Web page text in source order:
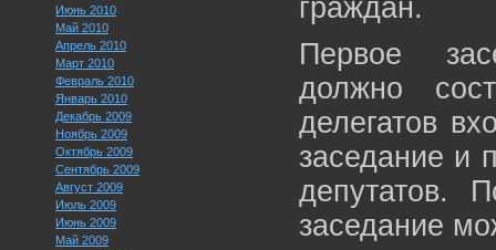
Июнь 2010
Май 2010
Апрель 2010
Март 2010
Февраль 2010
Январь 2010
Декабрь 2009
Ноябрь 2009
Октябрь 2009
Сентябрь 2009
Август 2009
Июль 2009
Июнь 2009
Май 2009
граждан.
Первое
должно
делегатов
заседание и
депутатов.
заседание